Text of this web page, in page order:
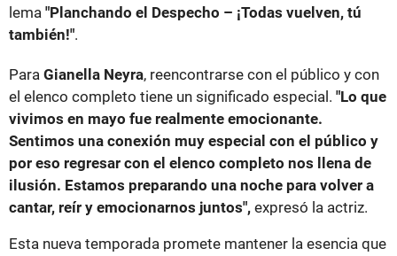
lema "Planchando el Despecho – ¡Todas vuelven, tú
también!".
Para Gianella Neyra, reencontrarse con el público y con
el elenco completo tiene un significado especial. "Lo que
vivimos en mayo fue realmente emocionante.
Sentimos una conexión muy especial con el público y
por eso regresar con el elenco completo nos llena de
ilusión. Estamos preparando una noche para volver a
cantar, reír y emocionarnos juntos", expresó la actriz.
Esta nueva temporada promete mantener la esencia que